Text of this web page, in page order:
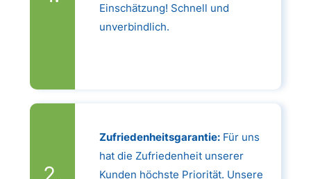
Einschätzung! Schnell und
unverbindlich.
Zufriedenheitsgarantie:Für uns
hat die Zufriedenheit unserer
Kunden höchste Priorität. Unsere